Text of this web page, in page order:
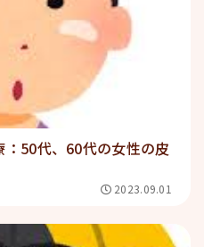
50代、60代の女性の皮
2023.09.01